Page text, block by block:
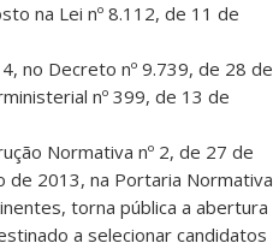
na Lei nº 8.112, de 11 de
no Decreto nº 9.739, de 28 de
nº 399, de 13 de
Normativa nº 2, de 27 de
de 2013, na Portaria Normativa
torna pública a abertura
a selecionar candidatos